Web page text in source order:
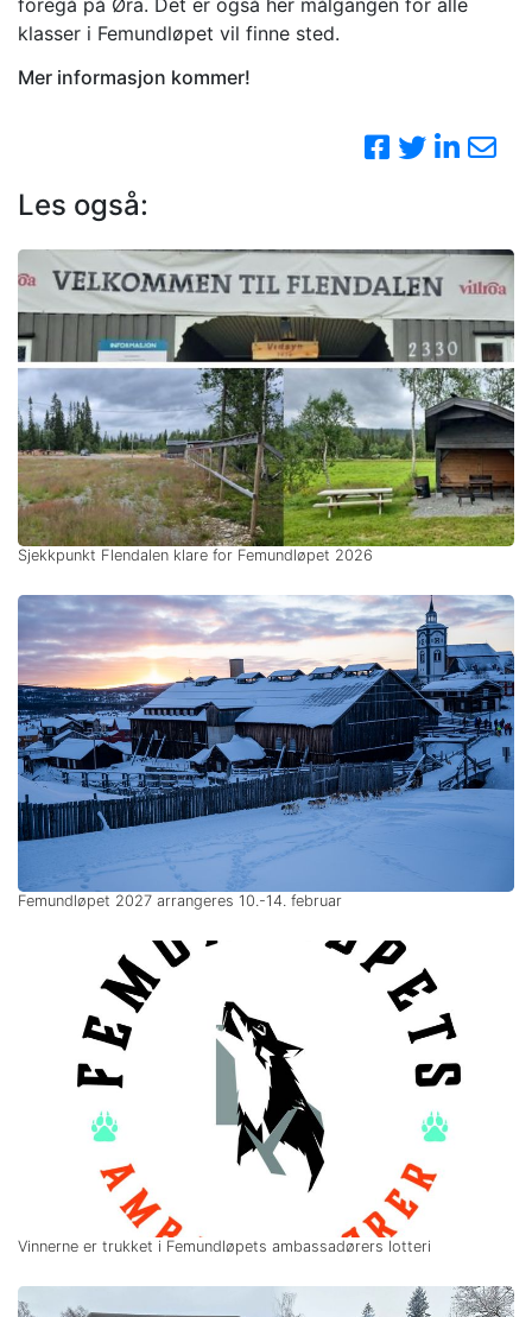
foregå på Øra. Det er også her målgangen for alle
klasser i Femundløpet vil finne sted.
Mer informasjon kommer!
Les også:
Sjekkpunkt Flendalen klare for Femundløpet 2026
Femundløpet 2027 arrangeres 10.-14. februar
Vinnerne er trukket i Femundløpets ambassadørers lotteri